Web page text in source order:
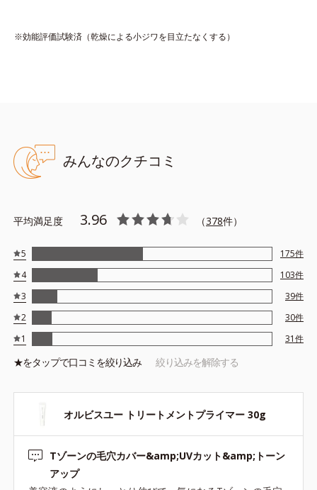
【ラスティング効果】
皮脂選択テカリ防止成分(*5)
*2 角層の範囲内
*3 スキンプロテクト※複合成分配合＝肌を保護し、乾燥を防ぐ
複合成分 ※ ビルベリー葉エキス、タベブイアインペチギノサ
樹皮エキス
*4 グリセリルグルコシド（保湿成分）、（ジメチコン／ビニル
ジメチコン）クロスポリマー、ジメチコン（カバー成分）
*5 アクリレーツコポリマー
ンフリー
●SPF50・PA+++
●セイヨウナシ果汁エキス*1＝保湿成分 ●カンゾウ葉エキス＝保湿
※効能評価試験済（乾燥による小ジワを目立たなくする）
みんなのクチコミ
平均満足度 3.96 （378件）
5 175件
4
103件
3
39件
2
30件
1
31件
★をタップで口コミを絞り込み 絞り込みを解除する
オルビスユー トリートメントプライマー 30g
Tゾーンの毛穴カバー&amp;UVカット&amp;トーン
アップ